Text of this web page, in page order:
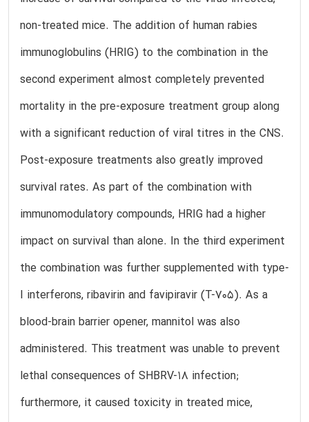
non-treated mice. The addition of human rabies
immunoglobulins (HRIG) to the combination in the
second experiment almost completely prevented
mortality in the pre-exposure treatment group along
with a significant reduction of viral titres in the CNS.
Post-exposure treatments also greatly improved
survival rates. As part of the combination with
immunomodulatory compounds, HRIG had a higher
impact on survival than alone. In the third experiment
the combination was further supplemented with type-
I interferons, ribavirin and favipiravir (T-705). As a
blood-brain barrier opener, mannitol was also
administered. This treatment was unable to prevent
lethal consequences of SHBRV-18 infection;
furthermore, it caused toxicity in treated mice,